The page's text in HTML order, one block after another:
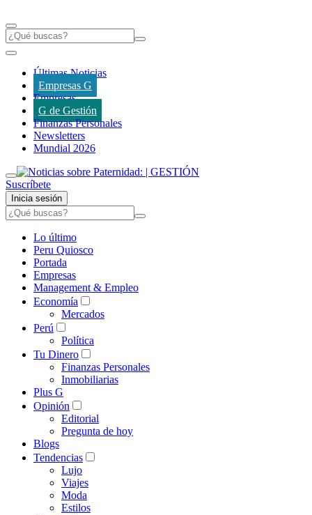
Últimas Noticias
Empresas G
Empresas
G de Gestión
Finanzas Personales
Newsletters
Mundial 2026
Suscríbete
Inicia sesión
Lo último
Peru Quiosco
Portada
Empresas
Management & Empleo
Economía
Mercados
Perú
Política
Tu Dinero
Finanzas Personales
Inmobiliarias
Plus G
Opinión
Editorial
Pregunta de hoy
Blogs
Tendencias
Lujo
Viajes
Moda
Estilos